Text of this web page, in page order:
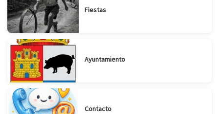
Fiestas
Ayuntamiento
Contacto